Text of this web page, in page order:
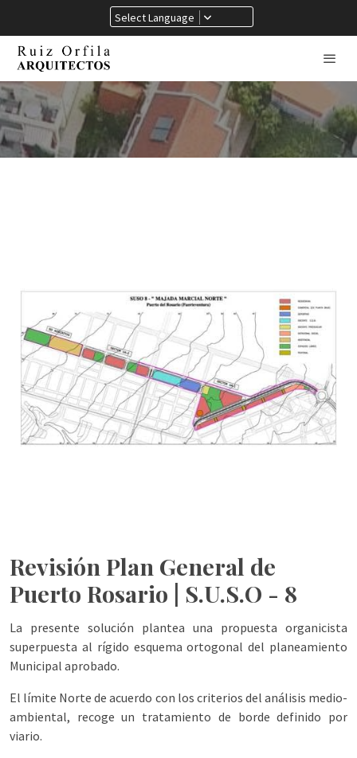
Select Language
Revisión Plan General de
Puerto Rosario | S.U.S.O - 8
La presente solución plantea una propuesta organicista
superpuesta al rígido esquema ortogonal del planeamiento
Municipal aprobado.
El límite Norte de acuerdo con los criterios del análisis medio-
ambiental, recoge un tratamiento de borde definido por
viario.